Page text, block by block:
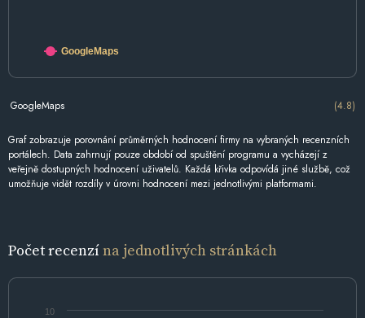
GoogleMaps
GoogleMaps (4.8)
Graf zobrazuje porovnání průměrných hodnocení firmy na vybraných recenzních
portálech. Data zahrnují pouze období od spuštění programu a vycházejí z
veřejně dostupných hodnocení uživatelů. Každá křivka odpovídá jiné službě, což
umožňuje vidět rozdíly v úrovni hodnocení mezi jednotlivými platformami.
Počet recenzína jednotlivých stránkách
10